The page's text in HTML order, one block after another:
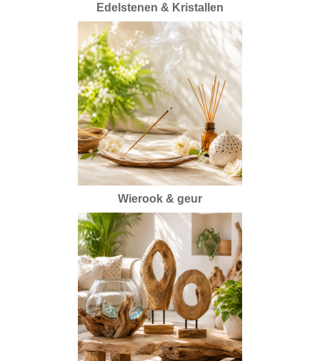
Edelstenen & Kristallen
Wierook & geur